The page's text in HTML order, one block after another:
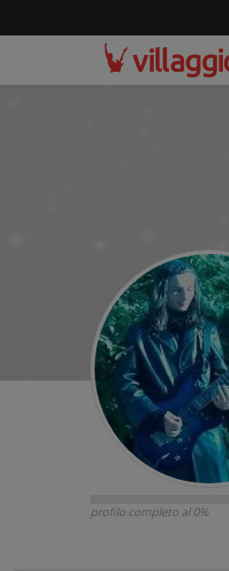
profilo completo al 0%